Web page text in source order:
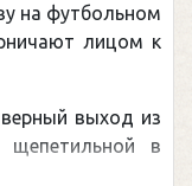
на футбольном
лицом к
выход из
в